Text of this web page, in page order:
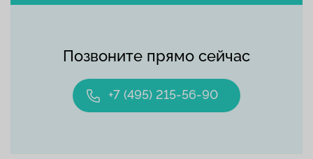
Позвоните прямо сейчас
+7 (495) 215-56-90